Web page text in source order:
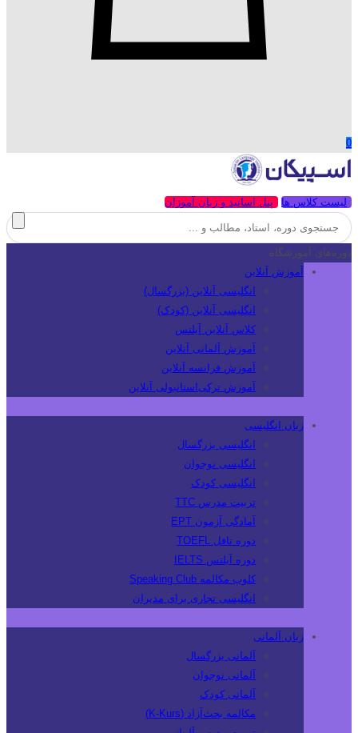
0
لیست کلاس ها پنل اساتید و زبان آموزان
دوره‌های آموزشگاه
آموزش آنلاین
انگلیسی آنلاین (بزرگسال)
انگلیسی آنلاین (کودک)
کلاس آنلاین آیلتس
آموزش آلمانی آنلاین
آموزش فرانسه آنلاین
آموزش ترکی‌استانبولی آنلاین
زبان انگلیسی
انگلیسی بزرگسال
انگلیسی نوجوان
انگلیسی کودک
تربیت مدرس TTC
آمادگی آزمون EPT
دوره تافل TOEFL
دوره آیلتس IELTS
کلوپ مکالمه Speaking Club
انگلیسی تجاری برای مدیران
زبان آلمانی
آلمانی بزرگسال
آلمانی نوجوان
آلمانی کودک
مکالمه بحث‌آزاد (K-Kurs)